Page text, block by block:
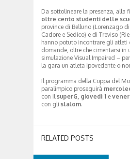
Da sottolineare la presenza, alla
oltre cento studenti delle
province di Belluno (Lorenzago
Cadore e Sedico) e di Treviso
hanno potuto incontrare gli atleti
domande, oltre che cimentarsi in
simulazione Visual Impaired –
la gara un atleta ipovedente o
Il programma della Coppa del
paralimpico proseguirà
con il superG giovedì 1 e
con gli slalom.
RELATED POSTS